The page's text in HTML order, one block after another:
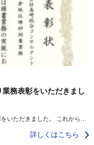
務表彰をいただきまし
水資源機構筑後川上流総合管理所より業務表彰をいただきました。 これからも技術力向上に努めてまいります。 [...]
詳しくはこちら